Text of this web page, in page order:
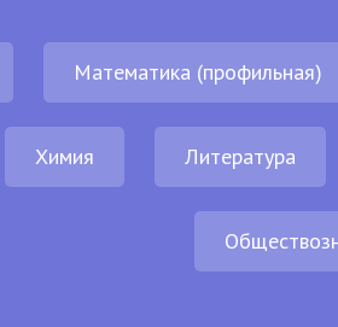
Математика (профильная)
Химия Литература